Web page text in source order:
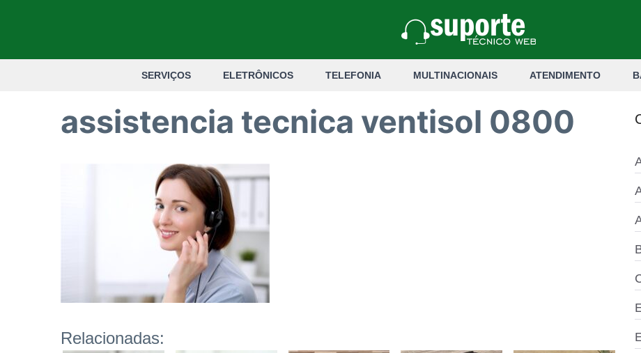
SERVIÇOS ELETRÔNICOS TELEFONIA MULTINACIONAIS ATENDIMENTO
assistencia tecnica ventisol 0800
Relacionadas: